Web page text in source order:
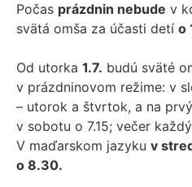
Počas prázdnin nebude v
svätá omša za účasti detí o
Od utorka 1.7. budú sväté
v prázdninovom režime: v
– utorok a štvrtok, a na
v sobotu o 7.15; večer
V maďarskom jazyku v
o 8.30.